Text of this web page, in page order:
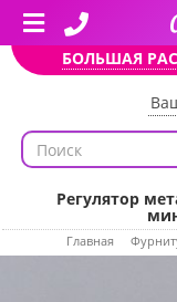
БОЛЬШАЯ
Регулятор
Главная